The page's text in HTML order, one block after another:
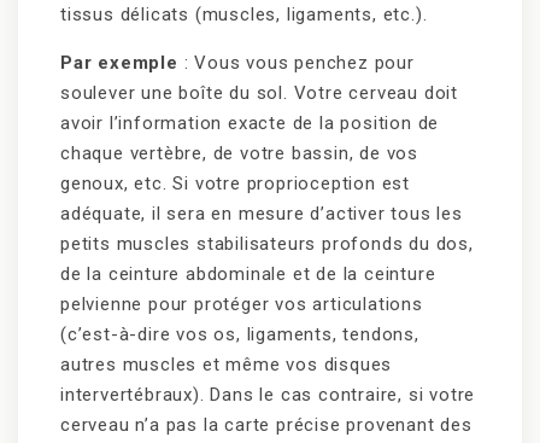
tissus délicats (muscles, ligaments, etc.).
Par exemple : Vous vous penchez pour
soulever une boîte du sol. Votre cerveau doit
avoir l’information exacte de la position de
chaque vertèbre, de votre bassin, de vos
genoux, etc. Si votre proprioception est
adéquate, il sera en mesure d’activer tous les
petits muscles stabilisateurs profonds du dos,
de la ceinture abdominale et de la ceinture
pelvienne pour protéger vos articulations
(c’est-à-dire vos os, ligaments, tendons,
autres muscles et même vos disques
intervertébraux). Dans le cas contraire, si votre
cerveau n’a pas la carte précise provenant des